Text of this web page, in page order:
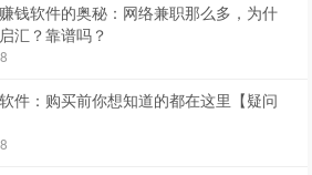
钱软件的奥秘：网络兼职那么多，为什
汇？靠谱吗？
件：购买前你想知道的都在这里【疑问